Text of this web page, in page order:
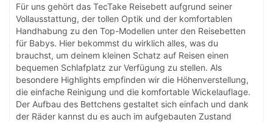
Für uns gehört das TecTake Reisebett aufgrund seiner
Vollausstattung, der tollen Optik und der komfortablen
Handhabung zu den Top-Modellen unter den Reisebetten
für Babys. Hier bekommst du wirklich alles, was du
brauchst, um deinem kleinen Schatz auf Reisen einen
bequemen Schlafplatz zur Verfügung zu stellen. Als
besondere Highlights empfinden wir die Höhenverstellung,
die einfache Reinigung und die komfortable Wickelauflage.
Der Aufbau des Bettchens gestaltet sich einfach und dank
der Räder kannst du es auch im aufgebauten Zustand